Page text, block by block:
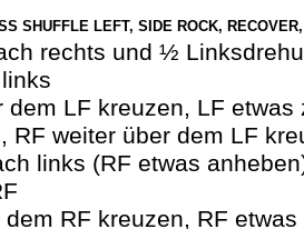
SHUFFLE LEFT, SIDE ROCK,
rechts und ½
dem LF kreuzen, LF etwas
RF weiter über dem LF
links (RF etwas
RF kreuzen, RF